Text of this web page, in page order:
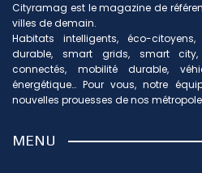
Cityramag est le magazine de
villes de demain.
Habitats intelligents, éco-
durable, smart grids, smart city,
connectés, mobilité durable,
énergétique… Pour vous, notre
nouvelles prouesses de nos
MENU